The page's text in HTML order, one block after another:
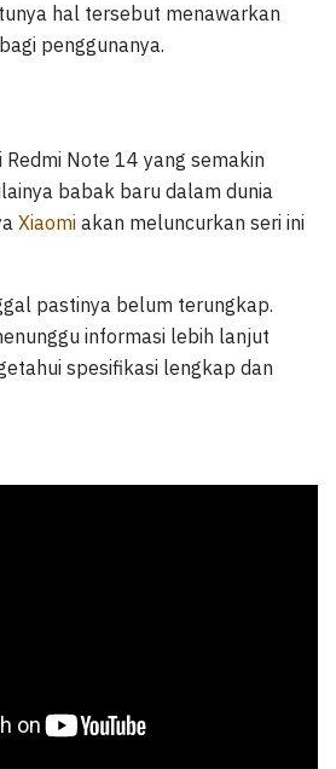
hal tersebut menawarkan
penggunanya.
Note 14 yang semakin
babak baru dalam dunia
Xiaomi akan meluncurkan seri ini
pastinya belum terungkap.
informasi lebih lanjut
spesifikasi lengkap dan